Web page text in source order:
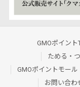
GMOポイント
ためる・
GMOポイントモール
お問い合わ